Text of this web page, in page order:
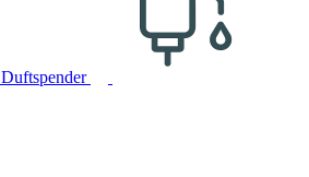
Duftspender